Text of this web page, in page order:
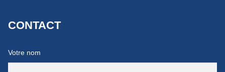
CONTACT
Votre nom